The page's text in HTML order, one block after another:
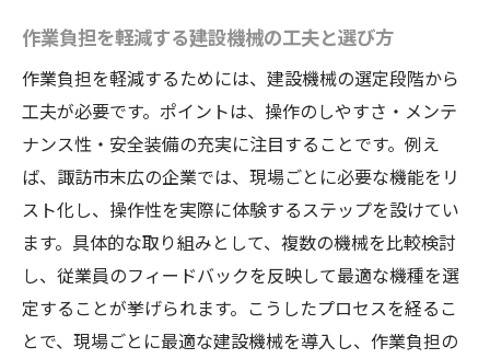
作業負担を軽減する建設機械の工夫と選び方
作業負担を軽減するためには、建設機械の選定段階から
工夫が必要です。ポイントは、操作のしやすさ・メンテ
ナンス性・安全装備の充実に注目することです。例え
ば、諏訪市末広の企業では、現場ごとに必要な機能をリ
スト化し、操作性を実際に体験するステップを設けてい
ます。具体的な取り組みとして、複数の機械を比較検討
し、従業員のフィードバックを反映して最適な機種を選
定することが挙げられます。こうしたプロセスを経るこ
とで、現場ごとに最適な建設機械を導入し、作業負担の